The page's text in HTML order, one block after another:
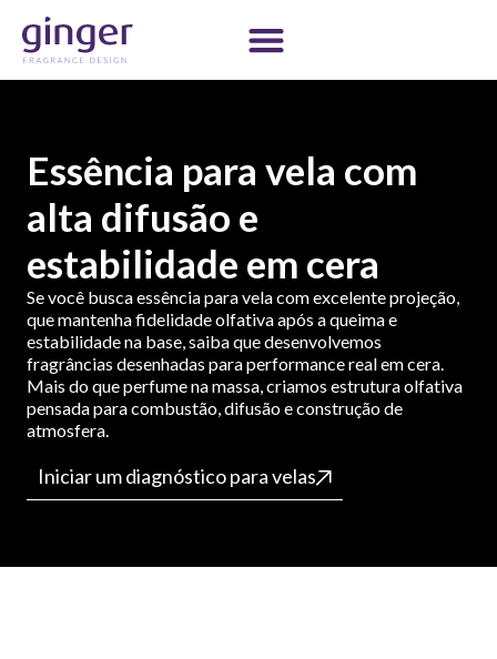
Essência para vela com
alta difusão e
estabilidade em cera
Se você busca essência para vela com excelente projeção,
que mantenha fidelidade olfativa após a queima e
estabilidade na base, saiba que desenvolvemos
fragrâncias desenhadas para performance real em cera.
Mais do que perfume na massa, criamos estrutura olfativa
pensada para combustão, difusão e construção de
atmosfera.
Iniciar um diagnóstico para velas